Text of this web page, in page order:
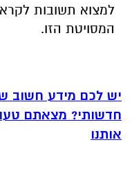
למצוא תשובות
המסויטת הזו.
יש לכם מידע חשוב
חדשותי? מצאתם
אותנו